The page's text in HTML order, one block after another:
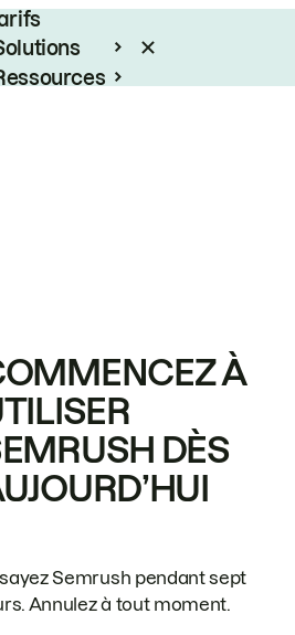
À
DÈS
Semrush pendant sept
Annulez à tout moment.